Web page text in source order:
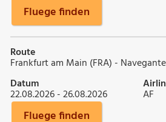
Fluege finden
Route
Frankfurt am Main (FRA) -
Datum
22.08.2026 - 26.08.2026 AF
Fluege finden